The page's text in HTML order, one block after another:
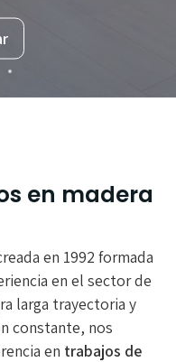
en madera
en 1992 formada
en el sector de
larga trayectoria y
constante, nos
en trabajos de